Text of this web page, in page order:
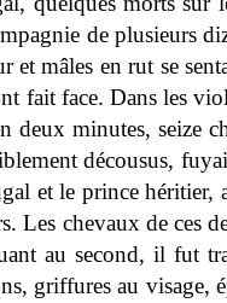
de plusieurs
et mâles en rut se
fait face. Dans les
deux minutes, seize
décousus,
et le prince héritier,
Les chevaux de ces
au second, il fut
griffures au visage,